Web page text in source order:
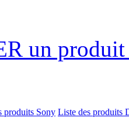
un
produits Sony Liste des produits